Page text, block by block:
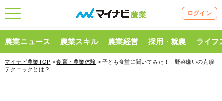
ログイン
農業ニュース 農業スキル 農業経営 採用・就農 ライフ
マイナビ農業TOP >食育・農業体験 > 子ども食堂に聞いてみた！ 野菜嫌いの克服
テクニックとは!?